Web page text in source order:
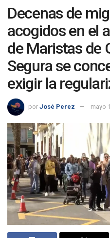
Decenas de
acogidos en el
de Maristas de
Segura se
exigir la
por José Perez mayo